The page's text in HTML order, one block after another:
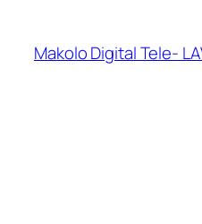
Makolo Digital Tele-